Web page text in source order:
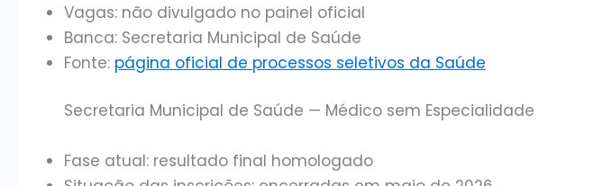
Vagas: não divulgado no painel oficial
Banca: Secretaria Municipal de Saúde
Fonte: página oficial de processos seletivos da Saúde
Secretaria Municipal de Saúde — Médico sem Especialidade
Fase atual: resultado final homologado